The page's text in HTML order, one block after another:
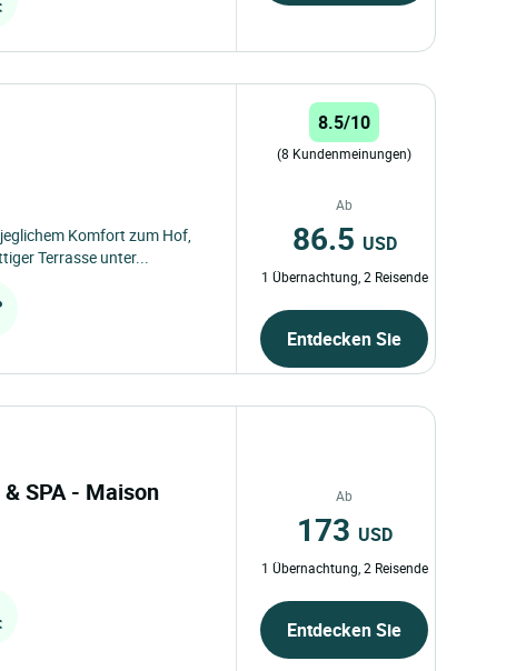
Komfort zum Hof,
Terrasse unter...
8.5/10
(8 Kundenmeinungen)
Ab
86.5 USD
1 Übernachtung, 2 Reisende
Entdecken Sie
SPA - Maison
Ab
173 USD
1 Übernachtung, 2 Reisende
Entdecken Sie